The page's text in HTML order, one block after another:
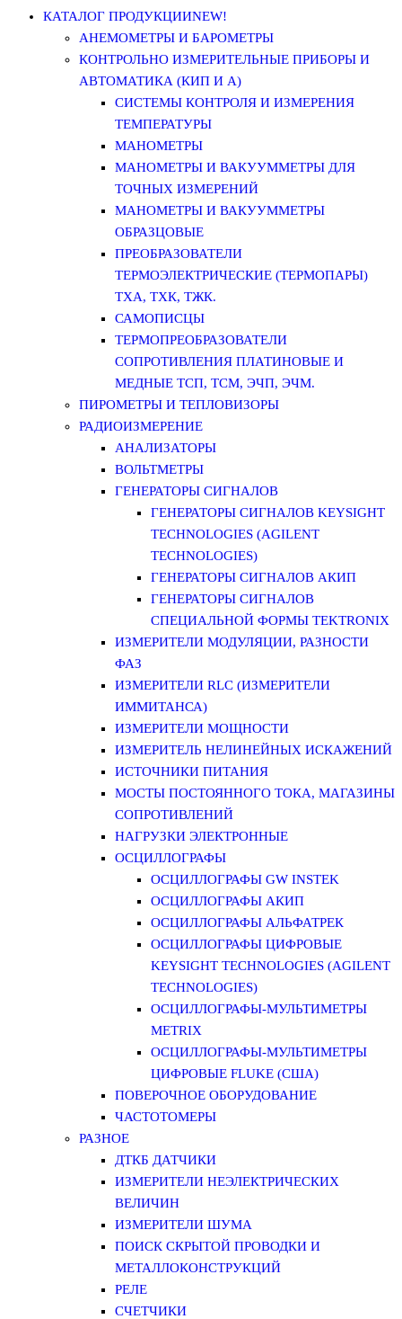
КАТАЛОГ ПРОДУКЦИИNEW!
АНЕМОМЕТРЫ И БАРОМЕТРЫ
КОНТРОЛЬНО ИЗМЕРИТЕЛЬНЫЕ ПРИБОРЫ И
АВТОМАТИКА (КИП И А)
СИСТЕМЫ КОНТРОЛЯ И ИЗМЕРЕНИЯ
ТЕМПЕРАТУРЫ
МАНОМЕТРЫ
МАНОМЕТРЫ И ВАКУУММЕТРЫ ДЛЯ
ТОЧНЫХ ИЗМЕРЕНИЙ
МАНОМЕТРЫ И ВАКУУММЕТРЫ
ОБРАЗЦОВЫЕ
ПРЕОБРАЗОВАТЕЛИ
ТЕРМОЭЛЕКТРИЧЕСКИЕ (ТЕРМОПАРЫ)
ТХА, ТХК, ТЖК.
САМОПИСЦЫ
ТЕРМОПРЕОБРАЗОВАТЕЛИ
СОПРОТИВЛЕНИЯ ПЛАТИНОВЫЕ И
МЕДНЫЕ ТСП, ТСМ, ЭЧП, ЭЧМ.
ПИРОМЕТРЫ И ТЕПЛОВИЗОРЫ
РАДИОИЗМЕРЕНИЕ
АНАЛИЗАТОРЫ
ВОЛЬТМЕТРЫ
ГЕНЕРАТОРЫ СИГНАЛОВ
ГЕНЕРАТОРЫ СИГНАЛОВ KEYSIGHT
TECHNOLOGIES (AGILENT
TECHNOLOGIES)
ГЕНЕРАТОРЫ СИГНАЛОВ АКИП
ГЕНЕРАТОРЫ СИГНАЛОВ
СПЕЦИАЛЬНОЙ ФОРМЫ TEKTRONIX
ИЗМЕРИТЕЛИ МОДУЛЯЦИИ, РАЗНОСТИ
ФАЗ
ИЗМЕРИТЕЛИ RLC (ИЗМЕРИТЕЛИ
ИММИТАНСА)
ИЗМЕРИТЕЛИ МОЩНОСТИ
ИЗМЕРИТЕЛЬ НЕЛИНЕЙНЫХ ИСКАЖЕНИЙ
ИСТОЧНИКИ ПИТАНИЯ
МОСТЫ ПОСТОЯННОГО ТОКА, МАГАЗИНЫ
СОПРОТИВЛЕНИЙ
НАГРУЗКИ ЭЛЕКТРОННЫЕ
ОСЦИЛЛОГРАФЫ
ОСЦИЛЛОГРАФЫ GW INSTEK
ОСЦИЛЛОГРАФЫ АКИП
ОСЦИЛЛОГРАФЫ АЛЬФАТРЕК
ОСЦИЛЛОГРАФЫ ЦИФРОВЫЕ
KEYSIGHT TECHNOLOGIES (AGILENT
TECHNOLOGIES)
ОСЦИЛЛОГРАФЫ-МУЛЬТИМЕТРЫ
METRIX
ОСЦИЛЛОГРАФЫ-МУЛЬТИМЕТРЫ
ЦИФРОВЫЕ FLUKE (США)
ПОВЕРОЧНОЕ ОБОРУДОВАНИЕ
ЧАСТОТОМЕРЫ
РАЗНОЕ
ДТКБ ДАТЧИКИ
ИЗМЕРИТЕЛИ НЕЭЛЕКТРИЧЕСКИХ
ВЕЛИЧИН
ИЗМЕРИТЕЛИ ШУМА
ПОИСК СКРЫТОЙ ПРОВОДКИ И
МЕТАЛЛОКОНСТРУКЦИЙ
РЕЛЕ
СЧЕТЧИКИ